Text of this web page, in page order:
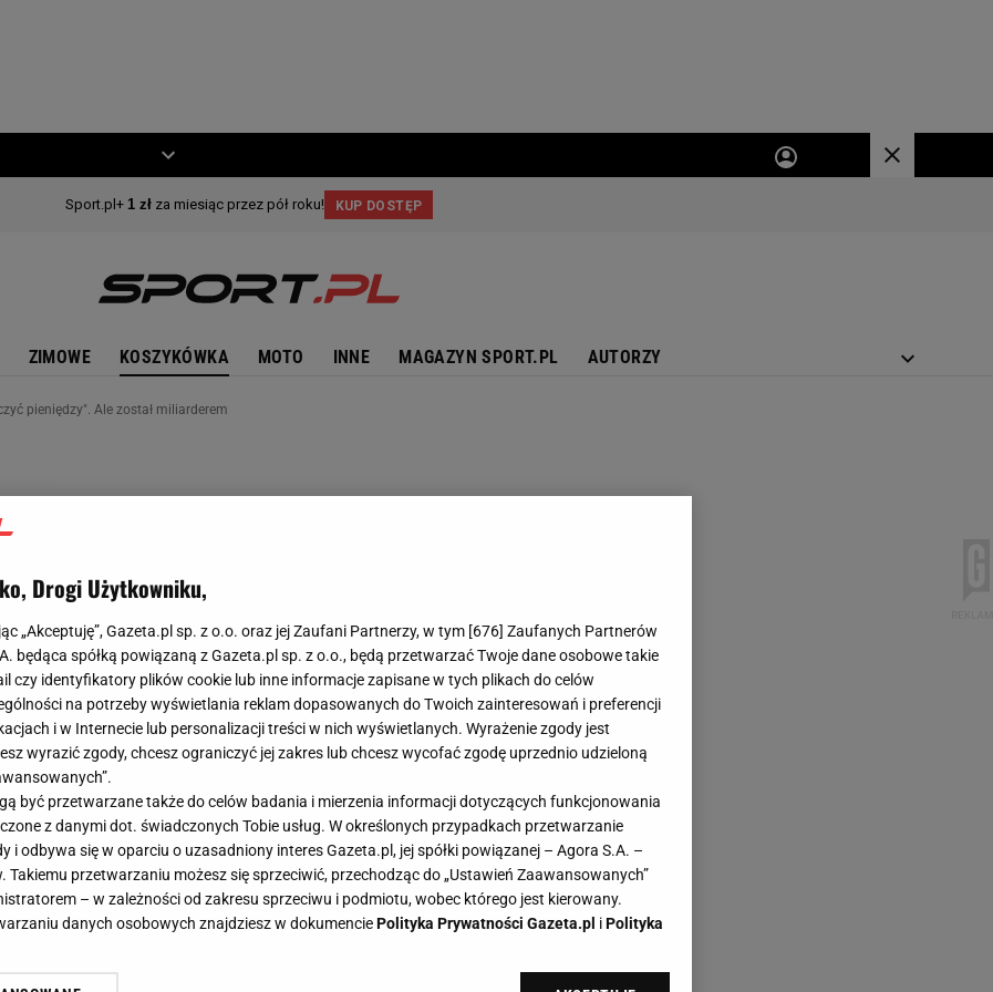
ZIMOWE KOSZYKÓWKA MOTO INNE MAGAZYN SPORT.PL AUTORZY
pieniędzy". Ale został miliarderem
Drogi Użytkowniku,
„Akceptuję”, Gazeta.pl sp. z o.o. oraz jej Zaufani Partnerzy, w tym [676] Zaufanych Partnerów
będąca spółką powiązaną z Gazeta.pl sp. z o.o., będą przetwarzać Twoje dane osobowe takie
czy identyfikatory plików cookie lub inne informacje zapisane w tych plikach do celów
na potrzeby wyświetlania reklam dopasowanych do Twoich zainteresowań i preferencji
i w Internecie lub personalizacji treści w nich wyświetlanych. Wyrażenie zgody jest
wyrazić zgody, chcesz ograniczyć jej zakres lub chcesz wycofać zgodę uprzednio udzieloną
być przetwarzane także do celów badania i mierzenia informacji dotyczących funkcjonowania
z danymi dot. świadczonych Tobie usług. W określonych przypadkach przetwarzanie
i odbywa się w oparciu o uzasadniony interes Gazeta.pl, jej spółki powiązanej – Agora S.A. –
Takiemu przetwarzaniu możesz się sprzeciwić, przechodząc do „Ustawień Zaawansowanych”
– w zależności od zakresu sprzeciwu i podmiotu, wobec którego jest kierowany.
danych osobowych znajdziesz w dokumenciePolityka Prywatności Gazeta.pl iPolityka